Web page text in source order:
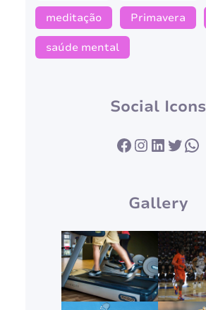
meditação Primavera
saúde mental
Social Icons
Facebook InstagramLinkedIn Twitter WhatsApp
Gallery